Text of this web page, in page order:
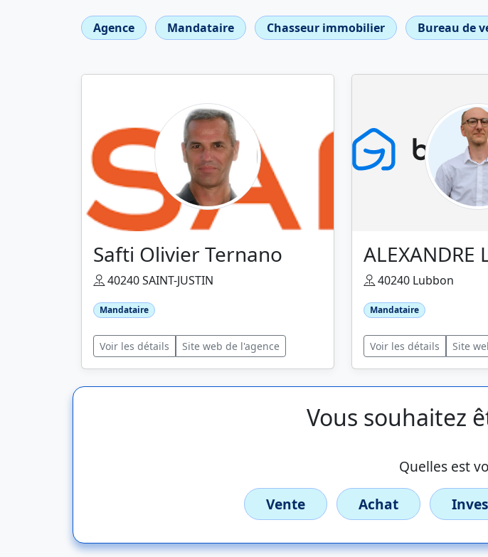
Agence Mandataire Chasseur immobilier Bureau de
Safti Olivier Ternano
40240 SAINT-JUSTIN
Mandataire
Voir les détails Site web de l'agence
ALEXANDRE
40240 Lubbon
Mandataire
Voir les détails Site
Vous souhaitez
Quelles est
Vente
Achat